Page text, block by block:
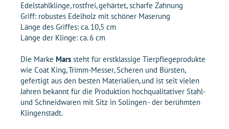
Edelstahlklinge, rostfrei, gehärtet, scharfe Zahnung
Griff: robustes Edelholz mit schöner Maserung
Länge des Griffes: ca. 10,5 cm
Länge der Klinge: ca. 6 cm
Die Marke Mars steht für erstklassige Tierpflegeprodukte
wie Coat King, Trimm-Messer, Scheren und Bürsten,
gefertigt aus den besten Materialien, und ist seit vielen
Jahren bekannt für die Produktion hochqualitativer Stahl-
und Schneidwaren mit Sitz in Solingen - der berühmten
Klingenstadt.